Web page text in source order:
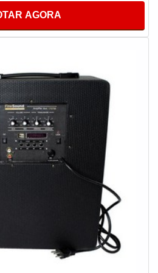
durante toda a vida
o que permite informar,
um grande diferencial para
temos que ter sempre em
característica da
e eficiência,
o uso de grande valia, em
o uso é indispensável. Os
sistema estão na lista
nas
do cliente;Entre outros.A
time com treinamento em
e constante lançamento
desenvolveu um projeto de
AGORA